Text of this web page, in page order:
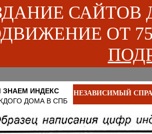
САЙТОВ
ОТ
ИНДЕКС
ДОМА В СПБ
НЕЗАВИСИМЫЙ